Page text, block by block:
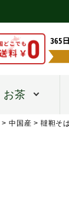
お茶
中国産 韃靼そ